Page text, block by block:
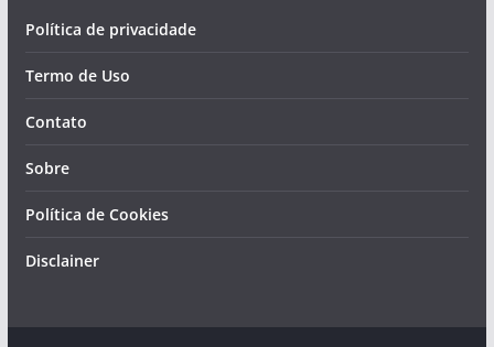
Política de privacidade
Termo de Uso
Contato
Sobre
Política de Cookies
Disclainer